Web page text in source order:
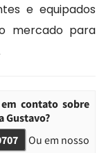
e equipados
mercado para
contato sobre
Gustavo?
Ou em nosso